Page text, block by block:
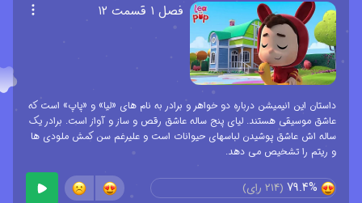
فصل ۱ قسمت ۱۲
داستان این انیمیشن درباره دو خواهر و برادر به نام های «لیا» و «پاپ» است که
عاشق موسیقی هستند. لیای پنج ساله عاشق رقص و ساز و آواز است. برادر یک
ساله اش عاشق پوشیدن لباسهای حیوانات است و علیرغم سن کمش ملودی ها
و ریتم را تشخیص می دهد.
79.4%
(
214 رای)